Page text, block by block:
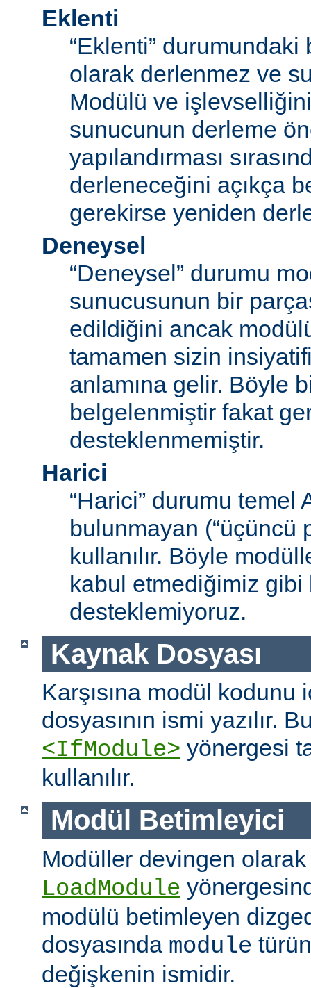
Eklenti
“Eklenti”
olarak derlenmez ve
Modülü ve
sunucunun derleme
yapılandırması
derleneceğini açıkça
gerekirse yeniden
Deneysel
“Deneysel” durumu
sunucusunun bir
edildiğini ancak
tamamen sizin
anlamına gelir. Böyle
belgelenmiştir fakat
desteklenmemiştir.
Harici
“Harici” durumu temel
bulunmayan (“üçüncü
kullanılır. Böyle
kabul etmediğimiz gibi
desteklemiyoruz.
Kaynak Dosyası
Karşısına modül kodunu
dosyasının ismi yazılır.
<IfModule> yönergesi
kullanılır.
Modül Betimleyici
Modüller devingen
LoadModule
modülü betimleyen
dosyasında module
değişkenin ismidir.